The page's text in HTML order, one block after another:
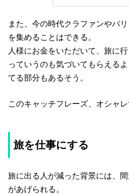
また、今の時代クラファンやバ
を集めることはできる。
人様にお金をいただいて、旅に
っていうのも気づいてもらえる
てる部分もあるそう。
このキャッチフレーズ、オシャレ
旅を仕事にする
旅に出る人が減った背景には、間
があげられる。